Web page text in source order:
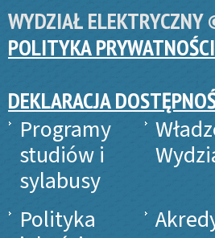
WYDZIAŁ ELEKTRYCZNY
POLITYKA
DEKLARACJA
Programy
studiów i
sylabusy
Polityka